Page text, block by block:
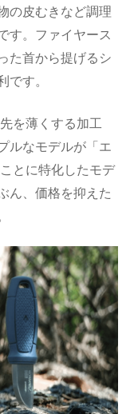
の皮むきなど調理
す。ファイヤース
た首から提げるシ
す。
を薄くする加工
ルなモデルが「エ
とに特化したモデ
ん、価格を抑えた